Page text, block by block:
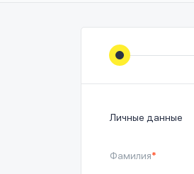
Личные данные
Фамилия*